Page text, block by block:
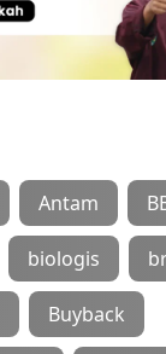
Antam
biologis
Buyback